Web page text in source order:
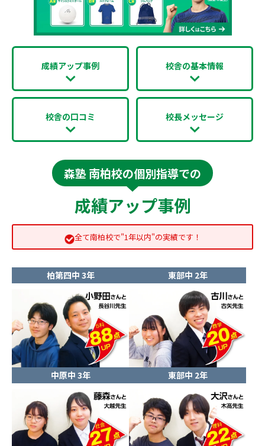
成績アップ事例 校舎の基本情報
校舎の口コミ 校長メッセージ
森塾 南柏校の個別指導での
成績アップ事例
全て南柏校で"1年以内"の実績です！
柏第四中 3年 東部中 2年
中原中 3年 東部中 2年